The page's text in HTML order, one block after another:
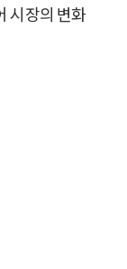
시장의 변화